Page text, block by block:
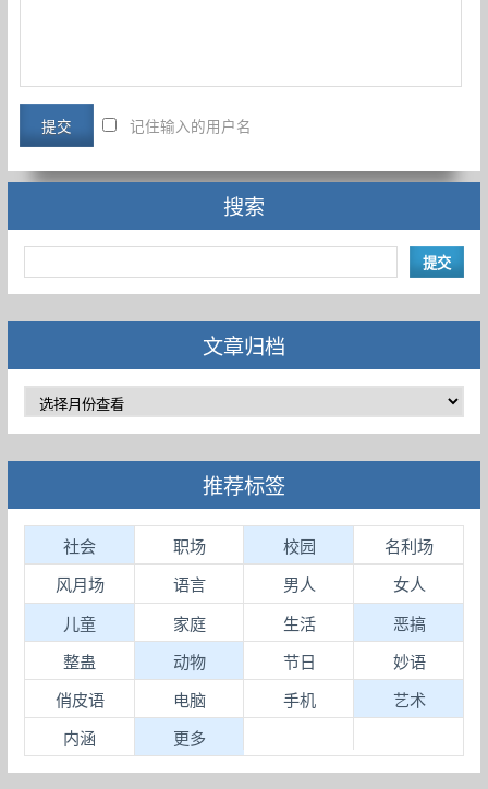
记住输入的用户名
搜索
文章归档
推荐标签
社会 职场 校园 名利场
风月场 语言 男人 女人
儿童 家庭 生活 恶搞
整蛊 动物 节日 妙语
俏皮语 电脑 手机 艺术
内涵 更多